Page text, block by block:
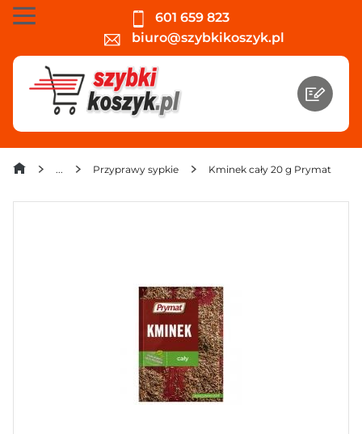
601 659 823
biuro@szybkikoszyk.pl
Przyprawy sypkie Kminek cały 20 g Prymat